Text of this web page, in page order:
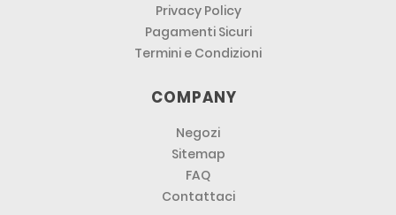
Privacy Policy
Pagamenti Sicuri
Termini e Condizioni
COMPANY
Negozi
Sitemap
FAQ
Contattaci